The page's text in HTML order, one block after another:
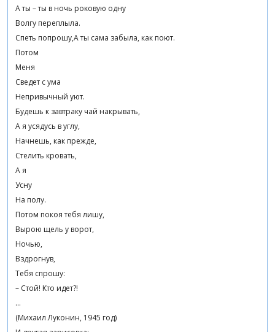
А ты – ты в ночь роковую одну
Волгу переплыла.
Спеть попрошу,А ты сама забыла, как поют.
Потом
Меня
Сведет с ума
Непривычный уют.
Будешь к завтраку чай накрывать,
А я усядусь в углу,
Начнешь, как прежде,
Стелить кровать,
А я
Усну
На полу.
Потом покоя тебя лишу,
Вырою щель у ворот,
Ночью,
Вздрогнув,
Тебя спрошу:
– Стой! Кто идет?!
…
(Михаил Луконин, 1945 год)